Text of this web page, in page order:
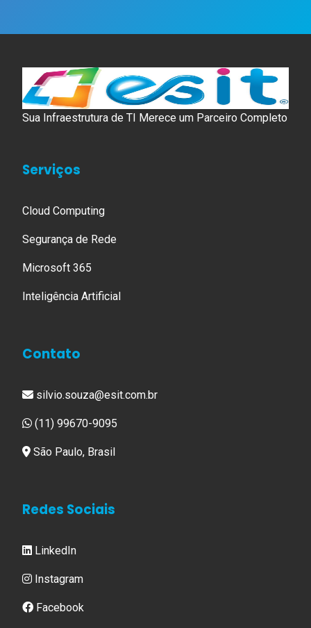
Sua Infraestrutura de TI Merece um Parceiro Completo
Serviços
Cloud Computing
Segurança de Rede
Microsoft 365
Inteligência Artificial
Contato
silvio.souza@esit.com.br
(11) 99670-9095
São Paulo, Brasil
Redes Sociais
LinkedIn
Instagram
Facebook